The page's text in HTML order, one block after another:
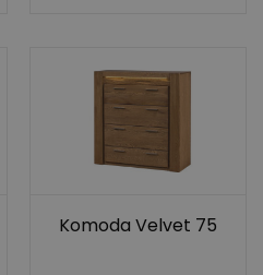
Komoda Velvet 75